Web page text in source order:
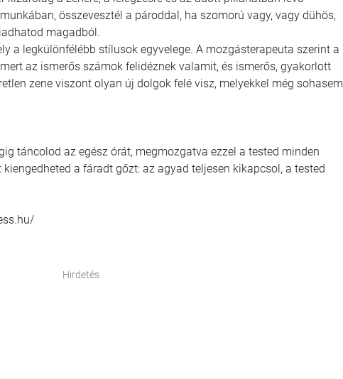
összevesztél a pároddal, ha szomorú vagy, vagy dühös,
magadból.
a legkülönfélébb stílusok egyvelege. A mozgásterapeuta szerint a
az ismerős számok felidéznek valamit, és ismerős, gyakorlott
zene viszont olyan új dolgok felé visz, melyekkel még sohasem
táncolod az egész órát, megmozgatva ezzel a tested minden
a fáradt gőzt: az agyad teljesen kikapcsol, a tested
Hirdetés